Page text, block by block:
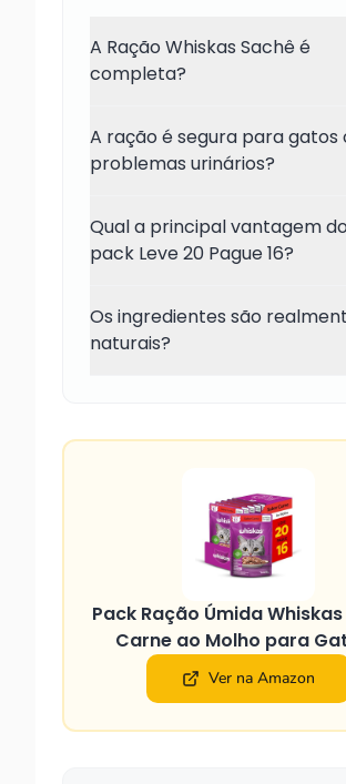
A Ração Whiskas Sachê é
completa?
A ração é segura para gatos
problemas urinários?
Qual a principal vantagem do
pack Leve 20 Pague 16?
Os ingredientes são
naturais?
Pack Ração Úmida
Carne ao Molho para
Ver na Amazon